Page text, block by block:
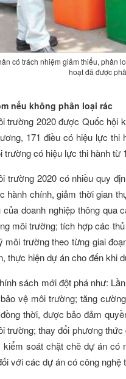
có trách nhiệm giảm thiểu, phân
hoạt đã được
nếu không phân loại rác
trường 2020 được Quốc hội
171 điều có hiệu lực
trường có hiệu lực thi hành từ
trường 2020 có nhiều quy
hành chính, giảm thời gian
của doanh nghiệp thông qua
môi trường; tích hợp các
môi trường theo từng giai
thực hiện dự án cho đến khi
sách mới đột phá như:
vệ môi trường; tăng
thời, được bảo đảm
trường; thay đổi phương
soát chặt chẽ dự án
với các dự án có công